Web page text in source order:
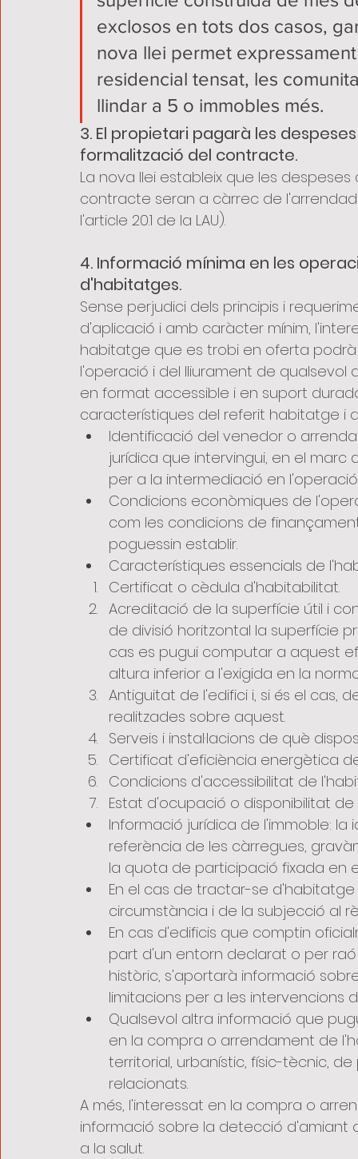
exclosos en tots dos casos,
nova llei permet
residencial tensat, les
llindar a 5 o immobles més.
3. El propietari pagarà les
formalització del contracte.
La nova llei estableix que les
contracte seran a càrrec de
l'article 20.1 de la LAU).
4. Informació mínima en les
d'habitatges.
Sense perjudici dels principis i
d'aplicació i amb caràcter mínim,
habitatge que es trobi en oferta
l'operació i del lliurament de
en format accessible i en suport
característiques del referit habitatge i
Identificació del venedor o
jurídica que intervingui, en el
per a la intermediació en l'operació.
Condicions econòmiques de
com les condicions de
poguessin establir.
Característiques essencials de
Certificat o cèdula d'habitabilitat.
Acreditació de la superfície útil i
de divisió horitzontal la superfície
cas es pugui computar a aquest
altura inferior a l'exigida en la
Antiguitat de l'edifici i, si és el cas,
realitzades sobre aquest.
Serveis i instal·lacions de què
Certificat d'eficiència energètica
Condicions d'accessibilitat de
Estat d'ocupació o disponibilitat
Informació jurídica de l'immoble:
referència de les càrregues,
la quota de participació fixada en
En el cas de tractar-se
circumstància i de la subjecció al
En cas d'edificis que comptin
part d'un entorn declarat o per
històric, s'aportarà informació
limitacions per a les intervencions
Qualsevol altra informació que
en la compra o arrendament de
territorial, urbanístic, físic-tècnic,
relacionats.
A més, l'interessat en la compra o
informació sobre la detecció d'amiant
a la salut.